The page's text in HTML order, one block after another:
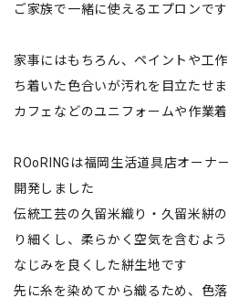
ご家族で一緒に使えるエプロンです
家事にはもちろん、ペイントや工
ち着いた色合いが汚れを目立たせ
カフェなどのユニフォームや作業
ROoRINGは福岡生活道具店オー
開発しました
伝統工芸の久留米織り・久留米絣
り細くし、柔らかく空気を含むよ
なじみを良くした絣生地です
先に糸を染めてから織るため、色